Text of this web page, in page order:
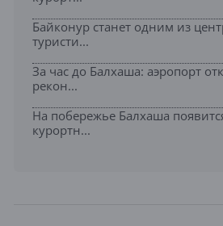
Байконур станет одним из
туристи...
За час до Балхаша: аэропорт
рекон...
На побережье Балхаша
курортн...